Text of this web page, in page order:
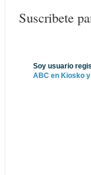
Suscribete
Soy usuario
ABC en Kiosko